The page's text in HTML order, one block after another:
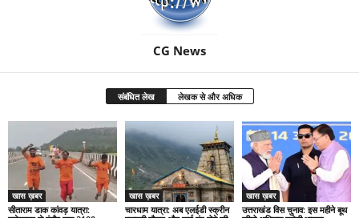
CG News
संबंधित लेख लेखक से और अधिक
खास ख़बर
सीताराम डाक कांवड़ यात्रा:
खास ख़बर
चारधाम यात्रा: अब एलईडी स्क्रीन
खास ख़बर
उत्तराखंड विस चुनाव: इस महीने बूथ